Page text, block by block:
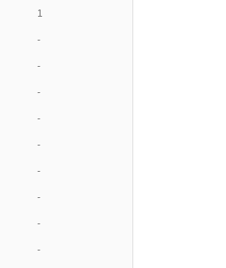
1
-
-
-
-
-
-
-
-
-